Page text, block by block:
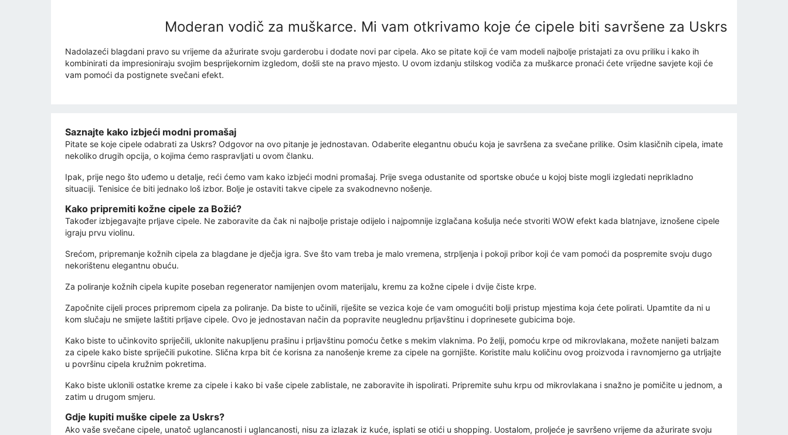
Moderan vodič za muškarce. Mi vam otkrivamo koje će cipele biti savršene za Uskrs
Nadolazeći blagdani pravo su vrijeme da ažurirate svoju garderobu i dodate novi par cipela. Ako se pitate koji će vam modeli najbolje pristajati za ovu priliku i kako ih
kombinirati da impresioniraju svojim besprijekornim izgledom, došli ste na pravo mjesto. U ovom izdanju stilskog vodiča za muškarce pronaći ćete vrijedne savjete koji će
vam pomoći da postignete svečani efekt.
Saznajte kako izbjeći modni promašaj
Pitate se koje cipele odabrati za Uskrs? Odgovor na ovo pitanje je jednostavan. Odaberite elegantnu obuću koja je savršena za svečane prilike. Osim klasičnih cipela, imate
nekoliko drugih opcija, o kojima ćemo raspravljati u ovom članku.
Ipak, prije nego što uđemo u detalje, reći ćemo vam kako izbjeći modni promašaj. Prije svega odustanite od sportske obuće u kojoj biste mogli izgledati neprikladno
situaciji. Tenisice će biti jednako loš izbor. Bolje je ostaviti takve cipele za svakodnevno nošenje.
Kako pripremiti kožne cipele za Božić?
Također izbjegavajte prljave cipele. Ne zaboravite da čak ni najbolje pristaje odijelo i najpomnije izglačana košulja neće stvoriti WOW efekt kada blatnjave, iznošene cipele
igraju prvu violinu.
Srećom, pripremanje kožnih cipela za blagdane je dječja igra. Sve što vam treba je malo vremena, strpljenja i pokoji pribor koji će vam pomoći da pospremite svoju dugo
nekorištenu elegantnu obuću.
Za poliranje kožnih cipela kupite poseban regenerator namijenjen ovom materijalu, kremu za kožne cipele i dvije čiste krpe.
Započnite cijeli proces pripremom cipela za poliranje. Da biste to učinili, riješite se vezica koje će vam omogućiti bolji pristup mjestima koja ćete polirati. Upamtite da ni u
kom slučaju ne smijete laštiti prljave cipele. Ovo je jednostavan način da popravite neuglednu prljavštinu i doprinesete gubicima boje.
Kako biste to učinkovito spriječili, uklonite nakupljenu prašinu i prljavštinu pomoću četke s mekim vlaknima. Po želji, pomoću krpe od mikrovlakana, možete nanijeti balzam
za cipele kako biste spriječili pukotine. Slična krpa bit će korisna za nanošenje kreme za cipele na gornjište. Koristite malu količinu ovog proizvoda i ravnomjerno ga utrljajte
u površinu cipela kružnim pokretima.
Kako biste uklonili ostatke kreme za cipele i kako bi vaše cipele zablistale, ne zaboravite ih ispolirati. Pripremite suhu krpu od mikrovlakana i snažno je pomičite u jednom, a
zatim u drugom smjeru.
Gdje kupiti muške cipele za Uskrs?
Ako vaše svečane cipele, unatoč uglancanosti i uglancanosti, nisu za izlazak iz kuće, isplati se otići u shopping. Uostalom, proljeće je savršeno vrijeme da ažurirate svoju